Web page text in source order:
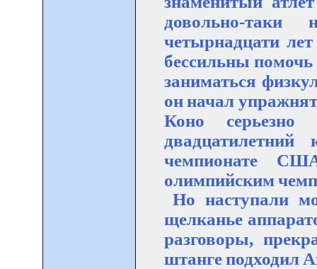
довольно-
четырнадцати
бессильны
заниматься
он начал
Коно
чемпионате
олимпийским
Но наступали
щелканье
разговоры,
штанге подходил